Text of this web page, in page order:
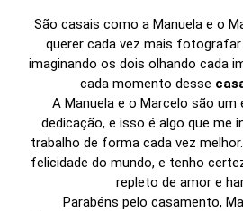
São casais como a Manuela e o
querer cada vez mais fotografar
imaginando os dois olhando cada
cada momento desse
A Manuela e o Marcelo são um
dedicação, e isso é algo que me
trabalho de forma cada vez
felicidade do mundo, e tenho
repleto de amor e
Parabéns pelo casamento,